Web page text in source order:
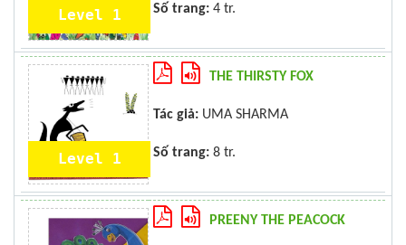
Level 1 Số trang: 4 tr.
Level 1
THE THIRSTY FOX
Tác giả: UMA SHARMA
Số trang: 8 tr.
PREENY THE PEACOCK